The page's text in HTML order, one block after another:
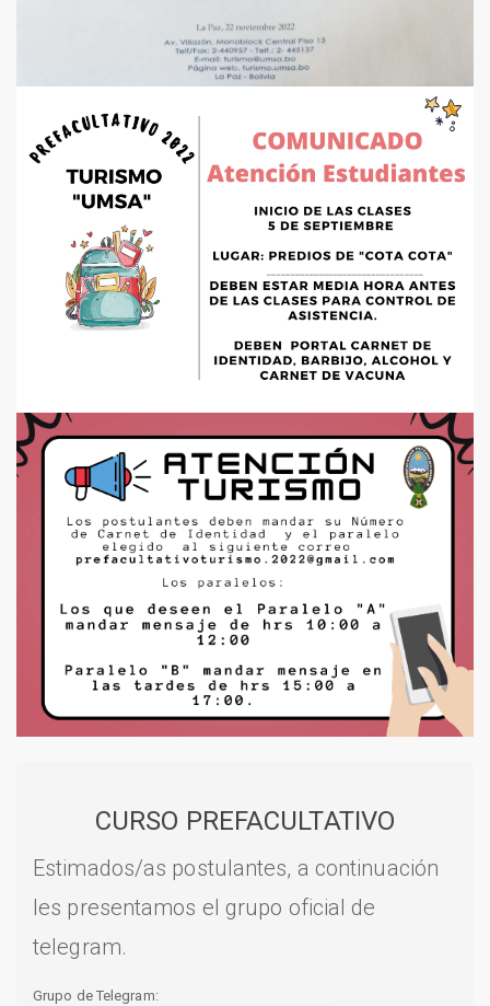
CURSO PREFACULTATIVO
Estimados/as postulantes, a continuación
les presentamos el grupo oficial de
telegram.
Grupo de Telegram: